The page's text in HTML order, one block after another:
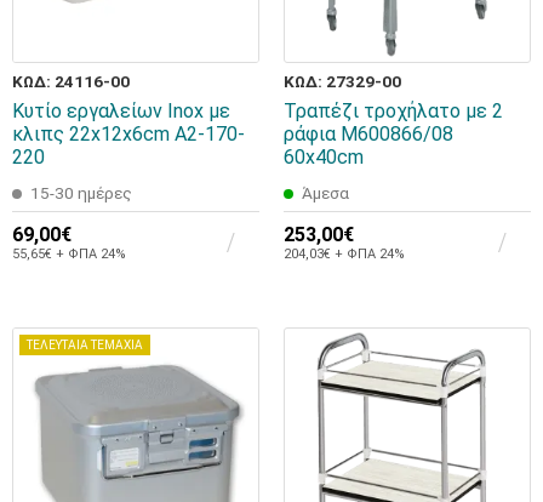
ΚΩΔ: 24116-00
Κυτίο εργαλείων Inox με
κλιπς 22x12x6cm A2-170-
220
15-30 ημέρες
69,00€
55,65€ + ΦΠΑ 24%
ΚΩΔ: 27329-00
Τραπέζι τροχήλατο με 2
ράφια M600866/08
60x40cm
Άμεσα
253,00€
204,03€ + ΦΠΑ 24%
ΤΕΛΕΥΤΑΙΑ ΤΕΜΑΧΙΑ